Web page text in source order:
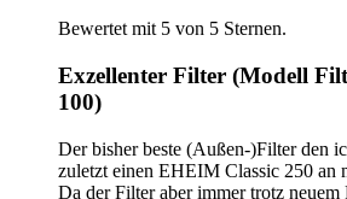
Bewertet mit 5 von 5 Sternen.
Exzellenter Filter (Modell
100)
Der bisher beste (Außen-)Filter den
zuletzt einen EHEIM Classic 250 an
Da der Filter aber immer trotz